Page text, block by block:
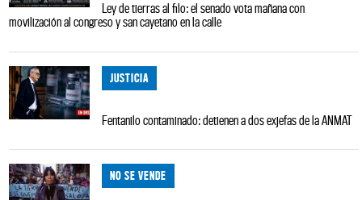
Ley de tierras al filo: el senado vota mañana con
movilización al congreso y san cayetano en la calle
JUSTICIA
Fentanilo contaminado: detienen a dos exjefas de la ANMAT
NO SE VENDE